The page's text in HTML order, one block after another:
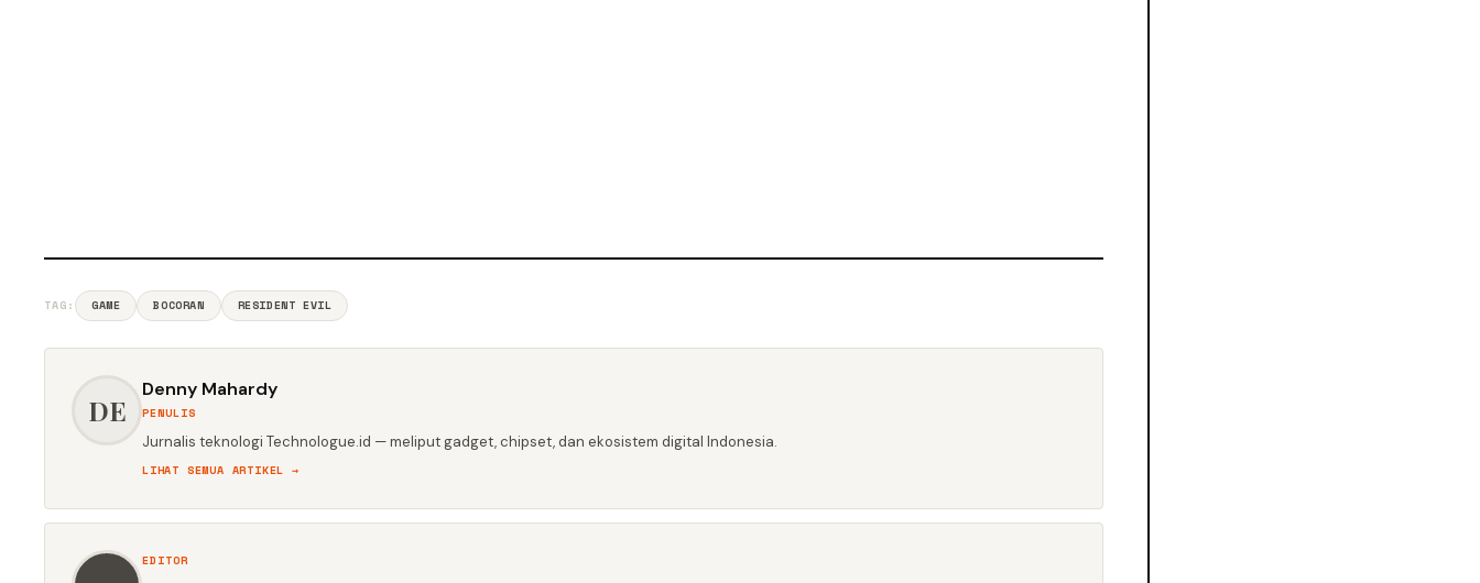
TAG: GAME BOCORAN RESIDENT EVIL
DE
Denny Mahardy
PENULIS
Jurnalis teknologi Technologue.id — meliput gadget, chipset, dan ekosistem digital Indonesia.
LIHAT SEMUA ARTIKEL →
EDITOR